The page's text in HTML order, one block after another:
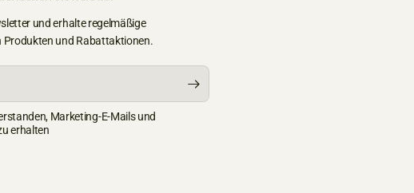
und erhalte regelmäßige
Produkten und Rabattaktionen.
Marketing-E-Mails und
erhalten